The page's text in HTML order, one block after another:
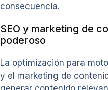
consecuencia.
SEO y marketing de
poderoso
La optimización para
y el marketing de